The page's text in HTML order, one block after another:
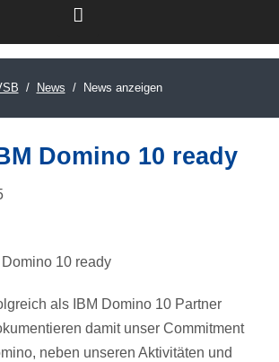
LinkedIn
News News anzeigen
Domino 10 ready
als IBM Domino 10 Partner
damit unser Commitment
neben unseren Aktivitäten und